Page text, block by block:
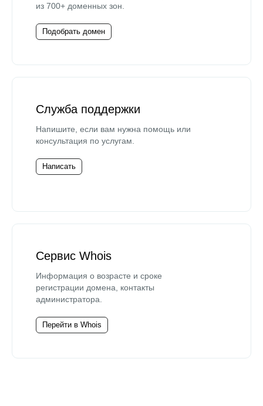
из 700+ доменных зон.
Подобрать домен
Служба поддержки
Напишите, если вам нужна помощь или
консультация по услугам.
Написать
Сервис Whois
Информация о возрасте и сроке
регистрации домена, контакты
администратора.
Перейти в Whois